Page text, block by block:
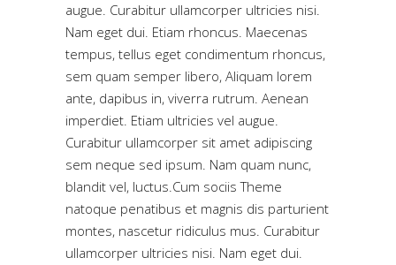
augue. Curabitur ullamcorper ultricies nisi.
Nam eget dui. Etiam rhoncus. Maecenas
tempus, tellus eget condimentum rhoncus,
sem quam semper libero, Aliquam lorem
ante, dapibus in, viverra rutrum. Aenean
imperdiet. Etiam ultricies vel augue.
Curabitur ullamcorper sit amet adipiscing
sem neque sed ipsum. Nam quam nunc,
blandit vel, luctus.Cum sociis Theme
natoque penatibus et magnis dis parturient
montes, nascetur ridiculus mus. Curabitur
ullamcorper ultricies nisi. Nam eget dui.